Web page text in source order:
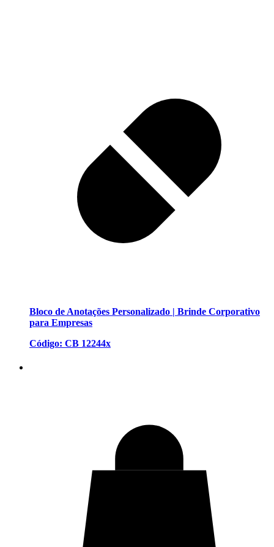
Bloco de Anotações Personalizado | Brinde Corporativo
para Empresas
Código: CB 12244x